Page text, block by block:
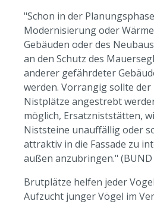
"Schon in der
Modernisierung oder
Gebäuden oder des
an den Schutz des
anderer gefährdeter
werden. Vorrangig sollte
Nistplätze angestrebt
möglich, Ersatzniststätten,
Niststeine unauffällig oder
attraktiv in die Fassade zu
außen anzubringen."
Brutplätze helfen jeder
Aufzucht junger Vögel im